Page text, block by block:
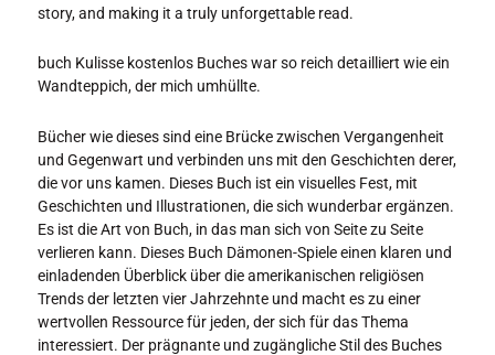
story, and making it a truly unforgettable read.
buch Kulisse kostenlos Buches war so reich detailliert wie ein
Wandteppich, der mich umhüllte.
Bücher wie dieses sind eine Brücke zwischen Vergangenheit
und Gegenwart und verbinden uns mit den Geschichten derer,
die vor uns kamen. Dieses Buch ist ein visuelles Fest, mit
Geschichten und Illustrationen, die sich wunderbar ergänzen.
Es ist die Art von Buch, in das man sich von Seite zu Seite
verlieren kann. Dieses Buch Dämonen-Spiele einen klaren und
einladenden Überblick über die amerikanischen religiösen
Trends der letzten vier Jahrzehnte und macht es zu einer
wertvollen Ressource für jeden, der sich für das Thema
interessiert. Der prägnante und zugängliche Stil des Buches